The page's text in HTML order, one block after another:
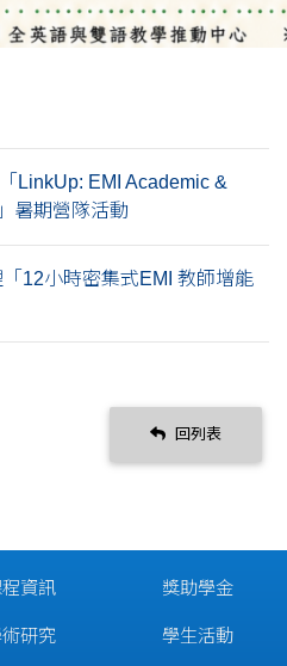
LinkUp: EMI Academic &
暑期營隊活動
12小時密集式EMI 教師增能
回列表
資訊
研究
獎助學金
學生活動